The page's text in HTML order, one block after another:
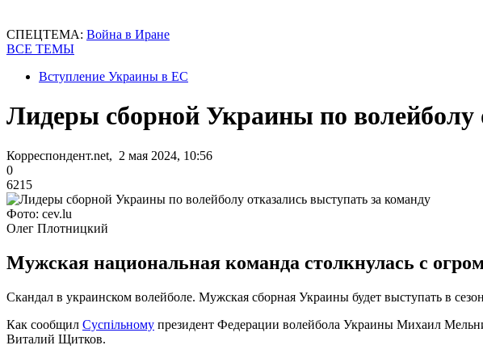
СПЕЦТЕМА: Война в Иране
ВСЕ ТЕМЫ
Вступление Украины в ЕС
Лидеры сборной Украины по волейболу
Корреспондент.net, 2 мая 2024, 10:56
0
6215
Фото: cev.lu
Олег Плотницкий
Мужская национальная команда столкнулась с
Скандал в украинском волейболе. Мужская сборная Украины будет выступать в
Как сообщил Суспільному президент Федерации волейбола Украины Михаил
Виталий Щитков.